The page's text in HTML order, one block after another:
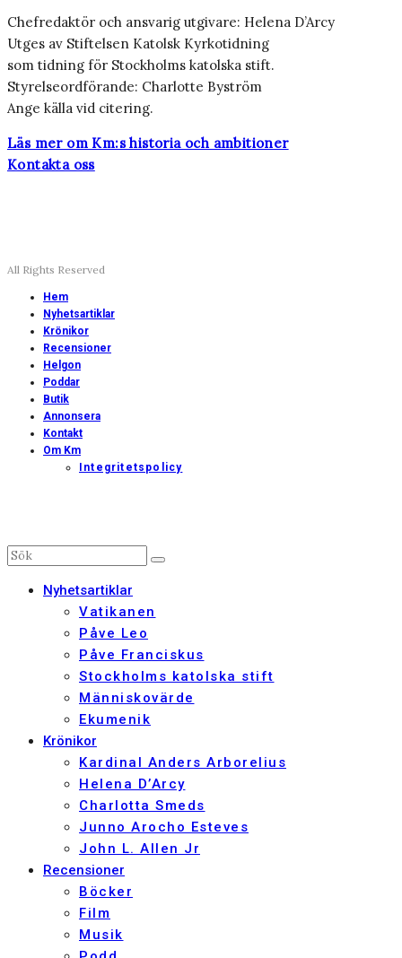
Chefredaktör och ansvarig utgivare: Helena D’Arcy
Utges av Stiftelsen Katolsk Kyrkotidning
som tidning för Stockholms katolska stift.
Styrelseordförande: Charlotte Byström
Ange källa vid citering.
Läs mer om Km:s historia och ambitioner
Kontakta oss
All Rights Reserved
Hem
Nyhetsartiklar
Krönikor
Recensioner
Helgon
Poddar
Butik
Annonsera
Kontakt
Om Km
Integritetspolicy
Nyhetsartiklar
Vatikanen
Påve Leo
Påve Franciskus
Stockholms katolska stift
Människovärde
Ekumenik
Krönikor
Kardinal Anders Arborelius
Helena D’Arcy
Charlotta Smeds
Junno Arocho Esteves
John L. Allen Jr
Recensioner
Böcker
Film
Musik